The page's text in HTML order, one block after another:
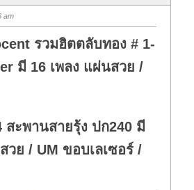
am
รวมฮิตตลับทอง # 1-
มี 16 เพลง แผ่นสวย /
สะพานสายรุ้ง ปก240 มี
วย / UM ขอบเลเซอร์ /